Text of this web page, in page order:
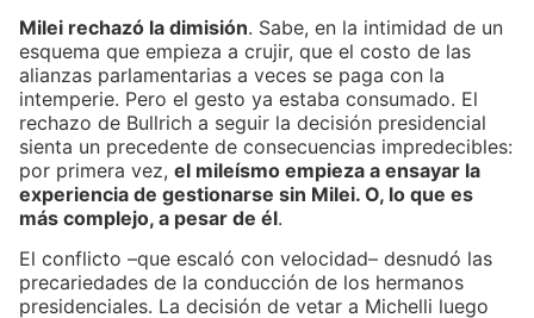
Milei rechazó la dimisión. Sabe, en la intimidad de un
esquema que empieza a crujir, que el costo de las
alianzas parlamentarias a veces se paga con la
intemperie. Pero el gesto ya estaba consumado. El
rechazo de Bullrich a seguir la decisión presidencial
sienta un precedente de consecuencias impredecibles:
por primera vez, el mileísmo empieza a ensayar la
experiencia de gestionarse sin Milei. O, lo que es
más complejo, a pesar de él.
El conflicto –que escaló con velocidad– desnudó las
precariedades de la conducción de los hermanos
presidenciales. La decisión de vetar a Michelli luego